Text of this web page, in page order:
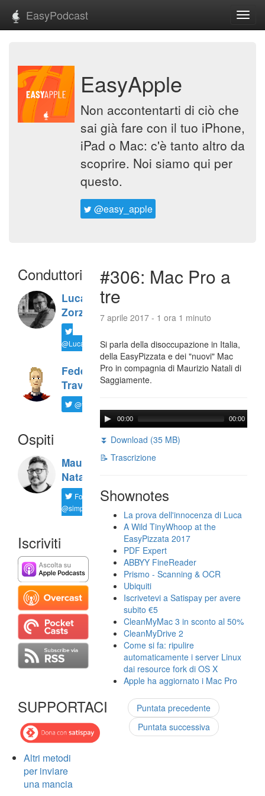
EasyPodcast
EasyApple
Non accontentarti di ciò che
sai già fare con il tuo iPhone,
iPad o Mac: c'è tanto altro da
scoprire. Noi siamo qui per
questo.
@easy_apple
Conduttori
Luca
Zorzi
@LucaTNT
Federico
Travaini
@ftrava
Ospiti
Maurizio
Natali
Follow
@simplemal
Iscriviti
SUPPORTACI
Altri metodi
per inviare
una mancia
#306: Mac Pro a
tre
7 aprile 2017 - 1 ora 1 minuto
Si parla della disoccupazione in Italia,
della EasyPizzata e dei "nuovi" Mac
Pro in compagnia di Maurizio Natali di
Saggiamente.
00:00 00:00
⏬ Download (35 MB)
📝 Trascrizione
Shownotes
La prova dell'innocenza di Luca
A Wild TinyWhoop at the
EasyPizzata 2017
PDF Expert
ABBYY FineReader
Prismo - Scanning & OCR
Ubiquiti
Iscrivetevi a Satispay per avere
subito €5
CleanMyMac 3 in sconto al 50%
CleanMyDrive 2
Come si fa: ripulire
automaticamente i server Linux
dai resource fork di OS X
Apple ha aggiornato i Mac Pro
Puntata precedente
Puntata successiva